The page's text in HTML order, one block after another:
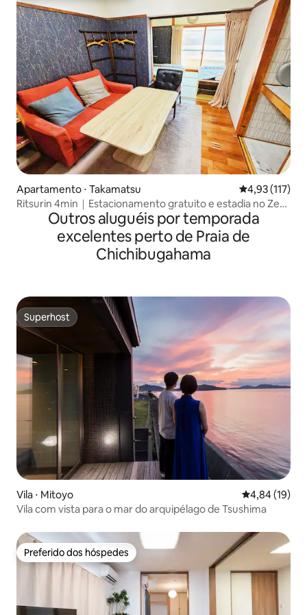
Apartamento ⋅ Takamatsu 4,93 de uma
4,93 (117)
Ritsurin 4min｜Estacionamento gratuito e estadia no Zen
TheaterOutros aluguéis por temporada
excelentes perto de Praia de
Chichibugahama
Superhost
Superhost
Vila ⋅ Mitoyo 4,84 de uma
4,84 (19)
Vila com vista para o mar do arquipélago de Tsushima
Preferido dos hóspedes
Preferido dos hóspedes